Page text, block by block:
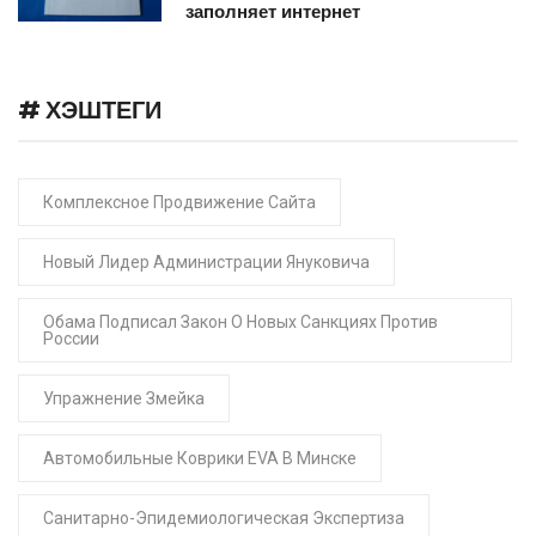
заполняет интернет
# ХЭШТЕГИ
Комплексное Продвижение Сайта
Новый Лидер Администрации Януковича
Обама Подписал Закон О Новых Санкциях Против
России
Упражнение Змейка
Автомобильные Коврики EVA В Минске
Санитарно-Эпидемиологическая Экспертиза